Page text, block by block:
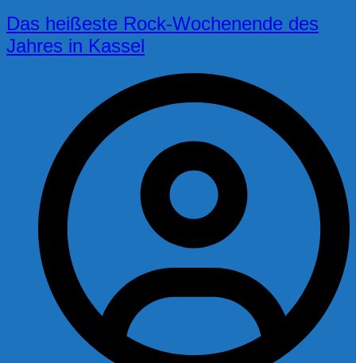
Das heißeste Rock-Wochenende des
Jahres in Kassel